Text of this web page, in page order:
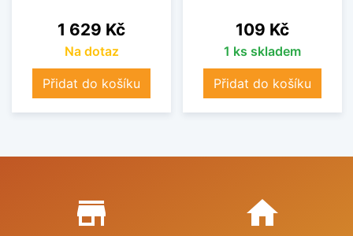
Cena
1 629 Kč
Na dotaz
Přidat do košíku
Cena
109 Kč
1 ks skladem
Přidat do košíku
Proč nakupovat u nás?
store_mall_directory home